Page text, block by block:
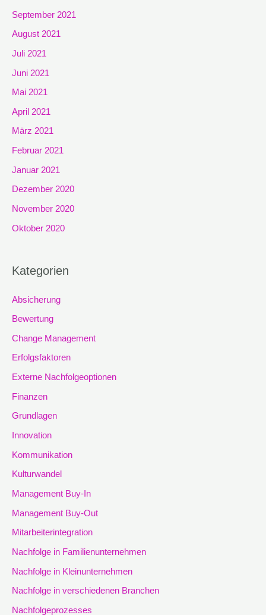
September 2021
August 2021
Juli 2021
Juni 2021
Mai 2021
April 2021
März 2021
Februar 2021
Januar 2021
Dezember 2020
November 2020
Oktober 2020
Kategorien
Absicherung
Bewertung
Change Management
Erfolgsfaktoren
Externe Nachfolgeoptionen
Finanzen
Grundlagen
Innovation
Kommunikation
Kulturwandel
Management Buy-In
Management Buy-Out
Mitarbeiterintegration
Nachfolge in Familienunternehmen
Nachfolge in Kleinunternehmen
Nachfolge in verschiedenen Branchen
Nachfolgeprozesses